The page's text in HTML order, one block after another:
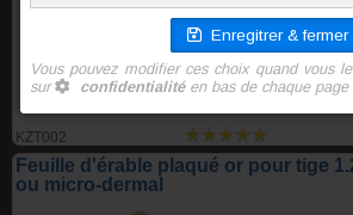
KZT002
Feuille d'érable plaqué or pour tige
ou micro-dermal